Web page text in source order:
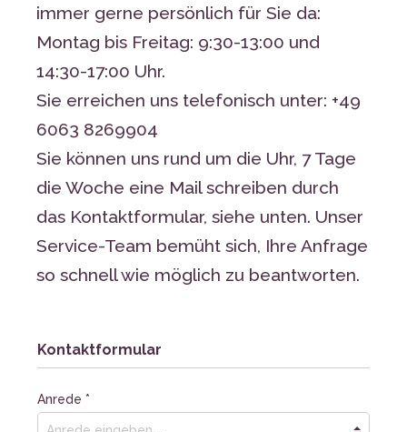
immer gerne persönlich für Sie da:
Montag bis Freitag: 9:30-13:00 und
14:30-17:00 Uhr.
Sie erreichen uns telefonisch unter: +49
6063 8269904
Sie können uns rund um die Uhr, 7 Tage
die Woche eine Mail schreiben durch
das Kontaktformular, siehe unten. Unser
Service-Team bemüht sich, Ihre Anfrage
so schnell wie möglich zu beantworten.
Kontaktformular
Anrede *